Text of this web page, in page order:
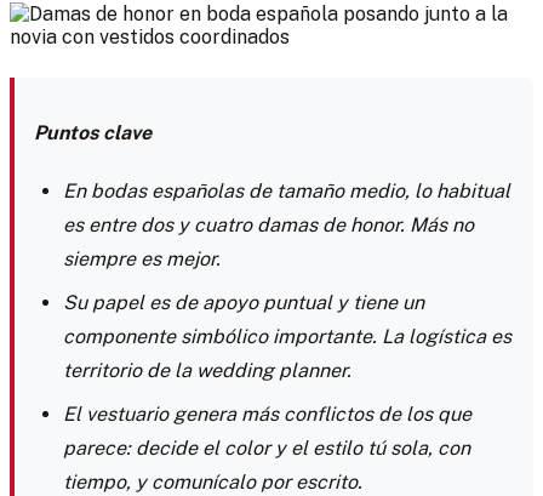
Puntos clave
En bodas españolas de tamaño medio, lo habitual
es entre dos y cuatro damas de honor. Más no
siempre es mejor.
Su papel es de apoyo puntual y tiene un
componente simbólico importante. La logística es
territorio de la wedding planner.
El vestuario genera más conflictos de los que
parece: decide el color y el estilo tú sola, con
tiempo, y comunícalo por escrito.